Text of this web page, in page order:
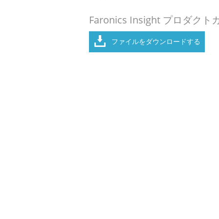
Faronics Insight プロダクト
ファイルをダウンロードする